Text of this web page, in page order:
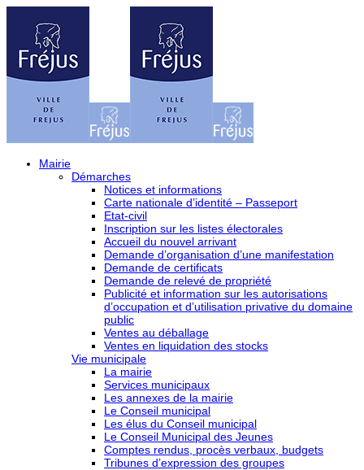
Mairie
Démarches
Notices et informations
Carte nationale d’identité – Passeport
Etat-civil
Inscription sur les listes électorales
Accueil du nouvel arrivant
Demande d’organisation d’une manifestation
Demande de certificats
Demande de relevé de propriété
Publicité et information sur les autorisations
d’occupation et d’utilisation privative du domaine
public
Ventes au déballage
Ventes en liquidation des stocks
Vie municipale
La mairie
Services municipaux
Les annexes de la mairie
Le Conseil municipal
Les élus du Conseil municipal
Le Conseil Municipal des Jeunes
Comptes rendus, procès verbaux, budgets
Tribunes d’expression des groupes